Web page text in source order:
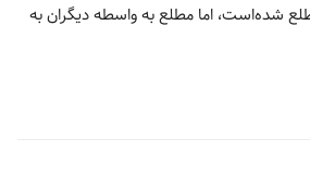
شده‌است، اما مطلع به واسطه دیگران به